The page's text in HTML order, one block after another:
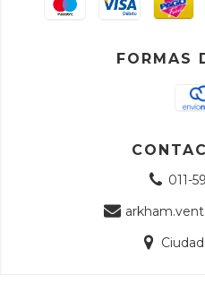
FORMAS
011-